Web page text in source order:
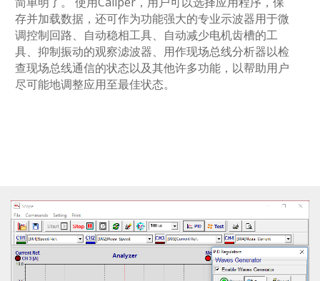
存并加载数据，还可作为功能强大的专业示波器用于微
调控制回路、自动稳相工具、自动减少电机齿槽的工
具、抑制振动的观察滤波器、用作现场总线分析器以检
查现场总线通信的状态以及其他许多功能，以帮助用户
尽可能地调整应用至最佳状态。